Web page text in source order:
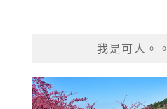
我是可人。。